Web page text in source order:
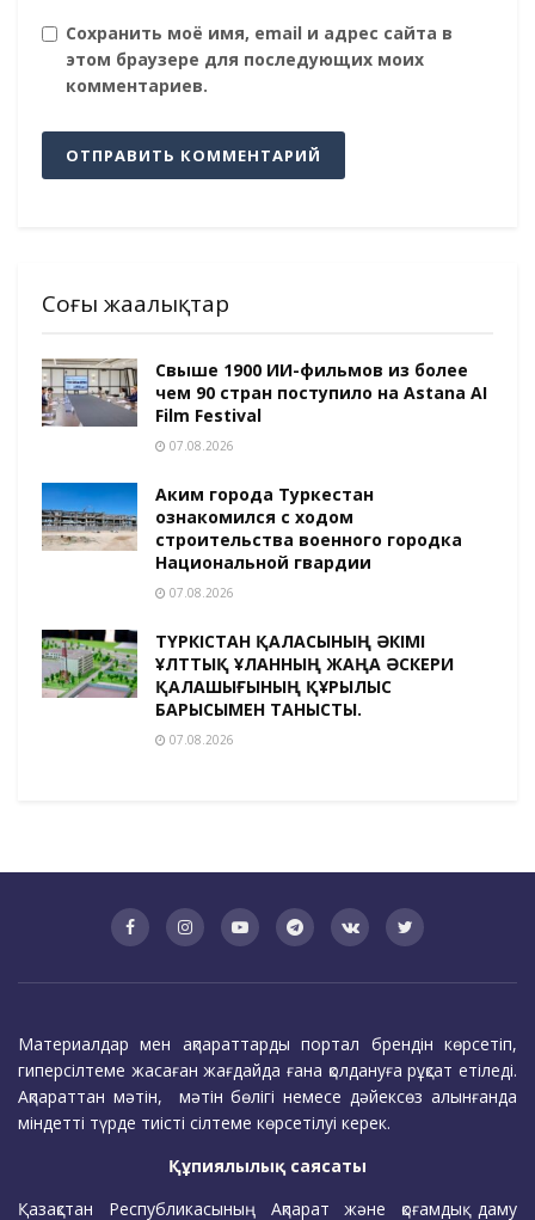
Сохранить моё имя, email и адрес сайта в
этом браузере для последующих моих
комментариев.
Соңғы жаңалықтар
Свыше 1900 ИИ-фильмов из более
чем 90 стран поступило на Astana AI
Film Festival
07.08.2026
Аким города Туркестан
ознакомился с ходом
строительства военного городка
Национальной гвардии
07.08.2026
ТҮРКІСТАН ҚАЛАСЫНЫҢ ӘКІМІ
ҰЛТТЫҚ ҰЛАННЫҢ ЖАҢА ӘСКЕРИ
ҚАЛАШЫҒЫНЫҢ ҚҰРЫЛЫС
БАРЫСЫМЕН ТАНЫСТЫ.
07.08.2026
Материалдар мен ақпараттарды портал брендін көрсетіп,
гиперсілтеме жасаған жағдайда ғана қолдануға рұқсат етіледі.
Ақпараттан мәтін, мәтін бөлігі немесе дәйексөз алынғанда
міндетті түрде тиісті сілтеме көрсетілуі керек.
Құпиялылық саясаты
Қазақстан Республикасының Ақпарат және қоғамдық даму